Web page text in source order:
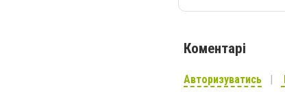
Коментарі
Авторизуватись